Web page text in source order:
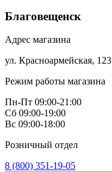
Благовещенск
Адрес магазина
ул. Красноармейская, 123
Режим работы магазина
Пн-Пт 09:00-21:00
Сб 09:00-19:00
Вс 09:00-18:00
Розничный отдел
8 (800) 351-19-05